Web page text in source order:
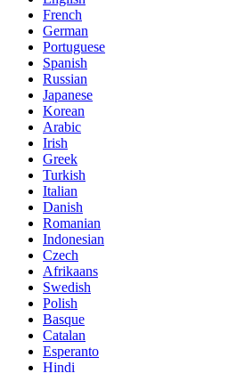
French
German
Portuguese
Spanish
Russian
Japanese
Korean
Arabic
Irish
Greek
Turkish
Italian
Danish
Romanian
Indonesian
Czech
Afrikaans
Swedish
Polish
Basque
Catalan
Esperanto
Hindi